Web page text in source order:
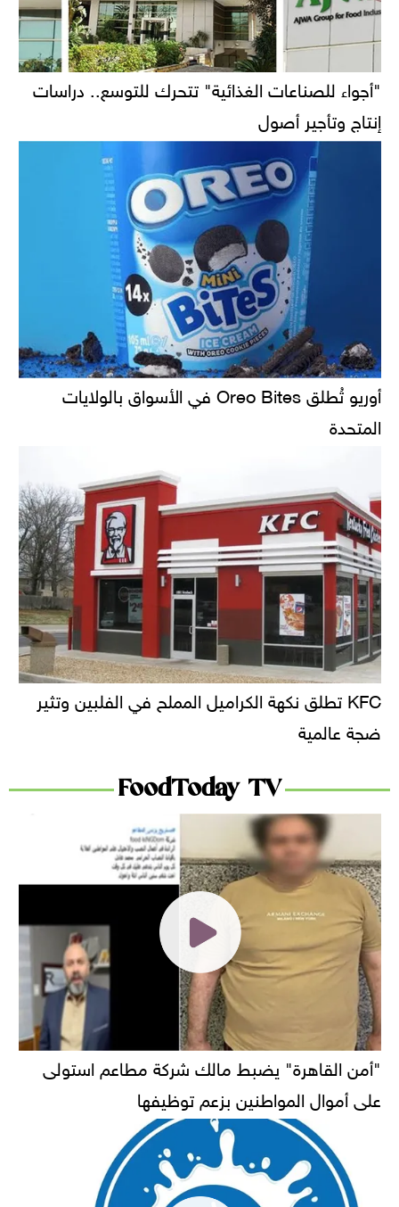
"أجواء للصناعات الغذائية" تتحرك للتوسع.. دراسات
إنتاج وتأجير أصول
أوريو تُطلق Oreo Bites في الأسواق بالولايات
المتحدة
KFC تطلق نكهة الكراميل المملح في الفلبين وتثير
ضجة عالمية
FoodToday TV
"أمن القاهرة" يضبط مالك شركة مطاعم استولى
على أموال المواطنين بزعم توظيفها